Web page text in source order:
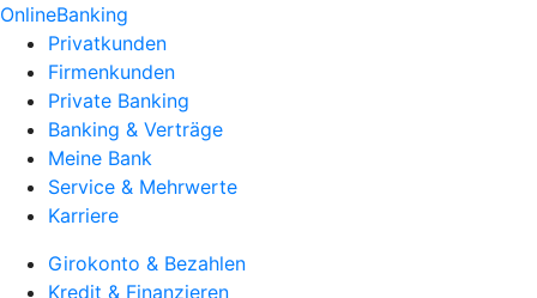
OnlineBanking
Privatkunden
Firmenkunden
Private Banking
Banking & Verträge
Meine Bank
Service & Mehrwerte
Karriere
Girokonto & Bezahlen
Kredit & Finanzieren